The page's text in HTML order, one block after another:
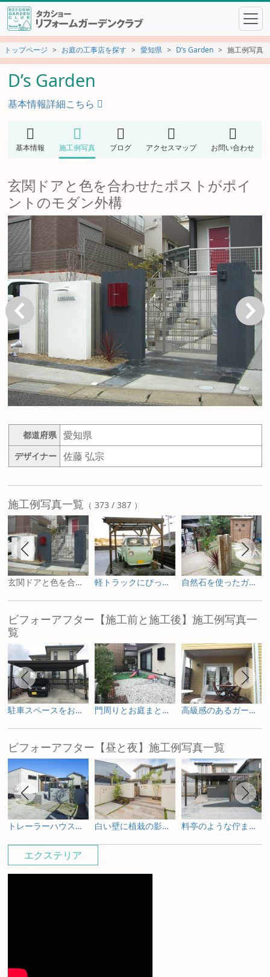
トップページ お庭の工事店を探す 愛知県 D’s Garden 施工例写真
D’s Garden
基本情報詳細こちら
基本情報 施工例写真 ブログ アクセスマップ お問い合わせ
エクステリア
玄関ドアと色を合わせたポストがポイ
ントのモダン外構
戻る 次へ
都道府県 愛知県
デザイナー 佐藤 弘宗
施工例写真一覧 （ 373 / 387 ）
玄関ドアと色を合わせたポストがポイントのモダン外構 軽トラックにぴったりなオリジナル天然木カーポート 自然石を使ったガーデン物置のあるお庭
ビフォーアフター【施工前と施工後】施工例写真一
覧
駐車スペースをお庭へ ガーデニングを楽しむためのリフォーム 門周りとお庭まとめて一新した外構リフォーム 高級感のあるガーデンルームで寛ぐリフォーム庭工事
ビフォーアフター【昼と夜】施工例写真一覧
トレーラーハウスの新築外構とガーデンデザイン 白い壁に植栽の影が揺れる新築外構 料亭のような佇まいを照明で包み込む新築外構